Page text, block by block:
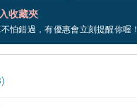
收藏夾
怕錯過，有優惠會立刻提醒你喔！
帳完成後填寫
到貨。